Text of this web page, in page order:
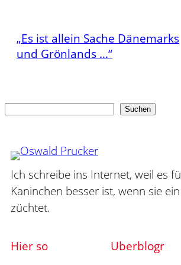
„Es ist allein Sache Dänemarks
und Grönlands …“
Suchen Suchen
Ich schreibe ins Internet, weil es
Kaninchen besser ist, wenn sie
züchtet.
Hier so Uberblogr